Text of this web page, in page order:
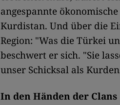
angespannte
Kurdistan. Und über die
Region: "Was die Türkei
beschwert er sich. "Sie
unser Schicksal als
In den Händen der Clans